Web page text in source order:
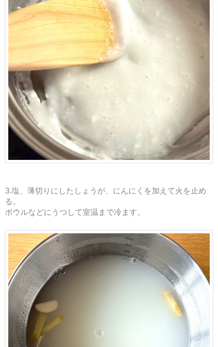
3.塩、薄切りにしたしょうが、にんにくを加えて火を止め
る。
ボウルなどにうつして室温まで冷ます。